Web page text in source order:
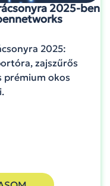
2025-ben
2025:
zajszűrős
prémium okos